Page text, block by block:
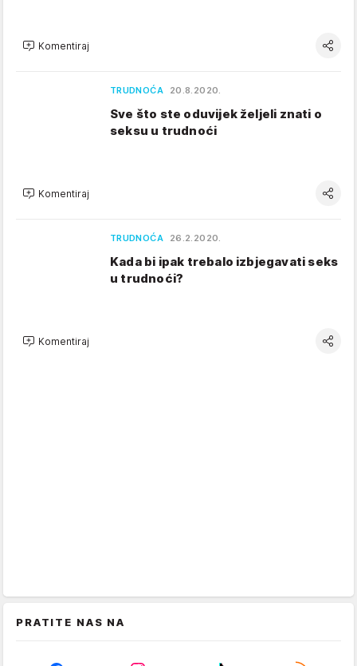
Komentiraj
TRUDNOĆA 20.8.2020.
Sve što ste oduvijek željeli znati o
seksu u trudnoći
Komentiraj
TRUDNOĆA 26.2.2020.
Kada bi ipak trebalo izbjegavati seks
u trudnoći?
Komentiraj
PRATITE NAS NA